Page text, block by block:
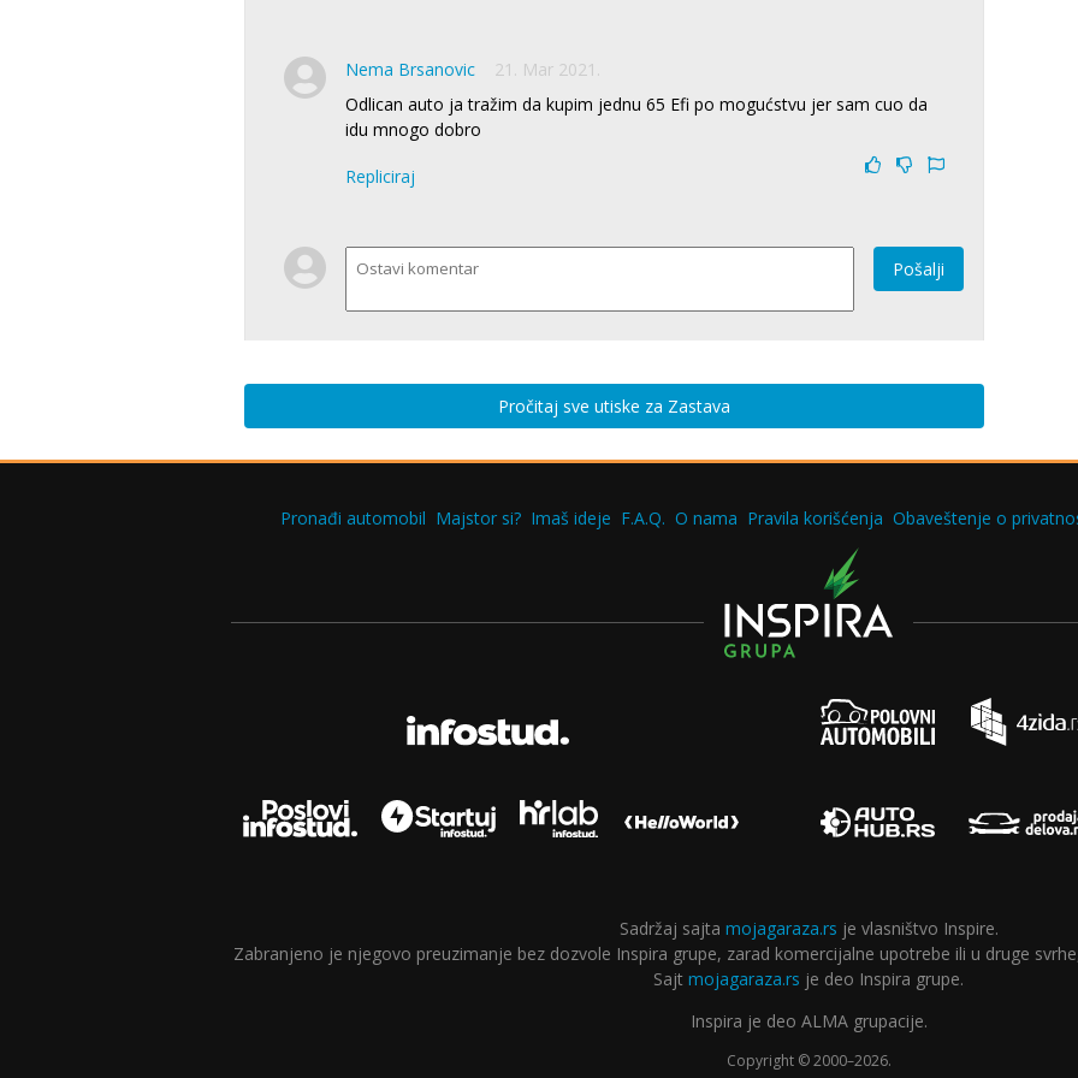
Nema Brsanovic
21. Mar 2021.
Odlican auto ja tražim da kupim jednu 65 Efi po mogućstvu jer sam cuo da
idu mnogo dobro
Repliciraj
Pošalji
Pročitaj sve utiske za Zastava
Pronađi automobil Majstor si? Imaš ideje F.A.Q. O nama Pravila korišćenja Obaveštenje o
Sadržaj sajta mojagaraza.rs je vlasništvo Inspire.
Zabranjeno je njegovo preuzimanje bez dozvole Inspira grupe, zarad komercijalne upotrebe ili u druge
Sajt mojagaraza.rs je deo Inspira grupe.
Inspira je deo ALMA grupacije.
Copyright © 2000–2026.